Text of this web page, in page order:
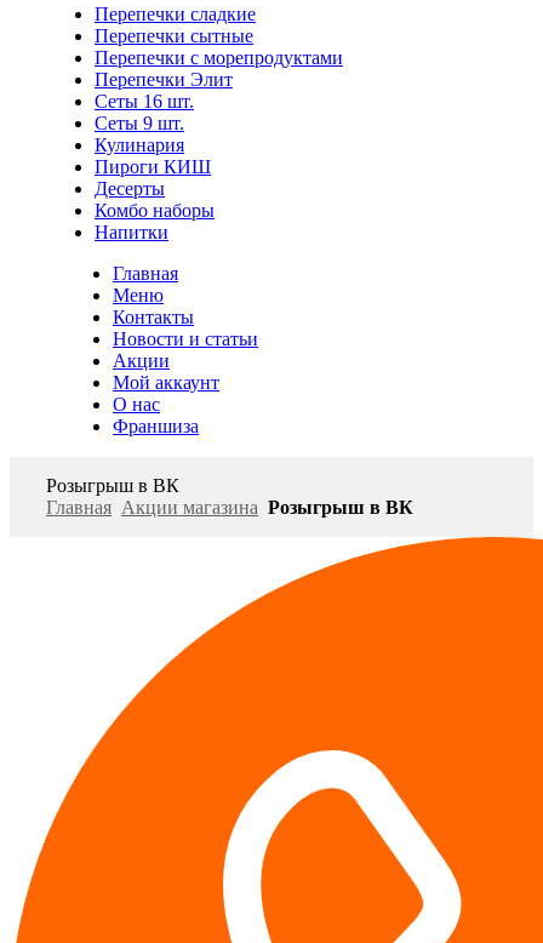
Перепечки сладкие
Перепечки сытные
Перепечки с морепродуктами
Перепечки Элит
Сеты 16 шт.
Сеты 9 шт.
Кулинария
Пироги КИШ
Десерты
Комбо наборы
Напитки
Главная
Меню
Контакты
Новости и статьи
Акции
Мой аккаунт
О нас
Франшиза
Розыгрыш в ВК
Главная Акции магазина Розыгрыш в ВК